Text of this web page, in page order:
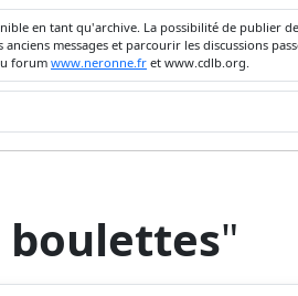
en tant qu'archive. La possibilité de publier
messages et parcourir les discussions
forum www.neronne.fr et www.cdlb.org.
boulettes"